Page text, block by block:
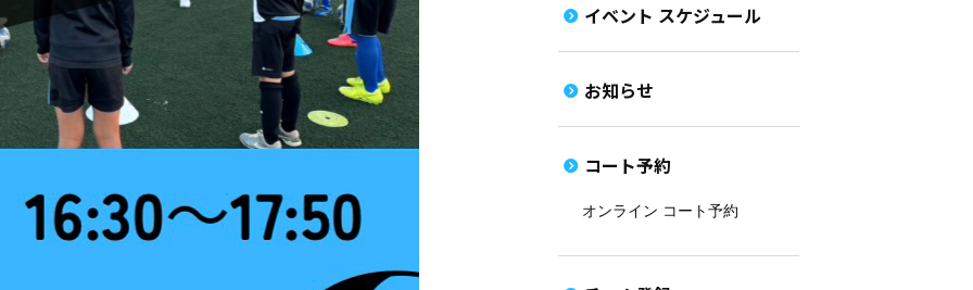
イベント スケジュール
お知らせ
コート予約
オンライン コート予約